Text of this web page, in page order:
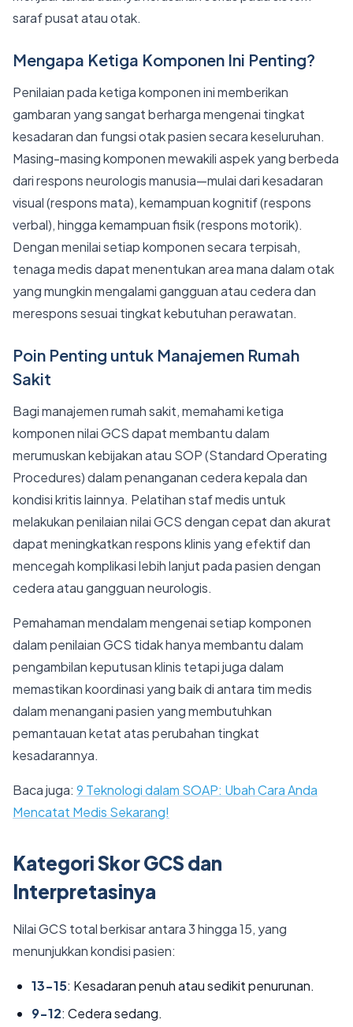
saraf pusat atau otak.
Mengapa Ketiga Komponen Ini Penting?
Penilaian pada ketiga komponen ini memberikan
gambaran yang sangat berharga mengenai tingkat
kesadaran dan fungsi otak pasien secara keseluruhan.
Masing-masing komponen mewakili aspek yang berbeda
dari respons neurologis manusia—mulai dari kesadaran
visual (respons mata), kemampuan kognitif (respons
verbal), hingga kemampuan fisik (respons motorik).
Dengan menilai setiap komponen secara terpisah,
tenaga medis dapat menentukan area mana dalam otak
yang mungkin mengalami gangguan atau cedera dan
merespons sesuai tingkat kebutuhan perawatan.
Poin Penting untuk Manajemen Rumah
Sakit
Bagi manajemen rumah sakit, memahami ketiga
komponen nilai GCS dapat membantu dalam
merumuskan kebijakan atau SOP (Standard Operating
Procedures) dalam penanganan cedera kepala dan
kondisi kritis lainnya. Pelatihan staf medis untuk
melakukan penilaian nilai GCS dengan cepat dan akurat
dapat meningkatkan respons klinis yang efektif dan
mencegah komplikasi lebih lanjut pada pasien dengan
cedera atau gangguan neurologis.
Pemahaman mendalam mengenai setiap komponen
dalam penilaian GCS tidak hanya membantu dalam
pengambilan keputusan klinis tetapi juga dalam
memastikan koordinasi yang baik di antara tim medis
dalam menangani pasien yang membutuhkan
pemantauan ketat atas perubahan tingkat
kesadarannya.
Baca juga: 9 Teknologi dalam SOAP: Ubah Cara Anda
Mencatat Medis Sekarang!
Kategori Skor GCS dan
Interpretasinya
Nilai GCS total berkisar antara 3 hingga 15, yang
menunjukkan kondisi pasien:
13-15: Kesadaran penuh atau sedikit penurunan.
9-12: Cedera sedang.